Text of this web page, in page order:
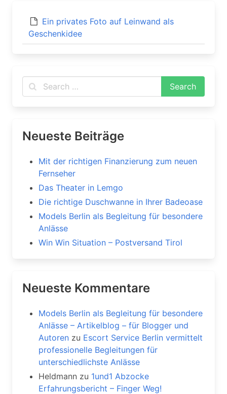
Ein privates Foto auf Leinwand als
Geschenkidee
Neueste Beiträge
Mit der richtigen Finanzierung zum neuen
Fernseher
Das Theater in Lemgo
Die richtige Duschwanne in Ihrer Badeoase
Models Berlin als Begleitung für besondere
Anlässe
Win Win Situation – Postversand Tirol
Neueste Kommentare
Models Berlin als Begleitung für besondere
Anlässe – Artikelblog – für Blogger und
Autoren zu Escort Service Berlin vermittelt
professionelle Begleitungen für
unterschiedlichste Anlässe
Heldmann zu 1und1 Abzocke
Erfahrungsbericht – Finger Weg!